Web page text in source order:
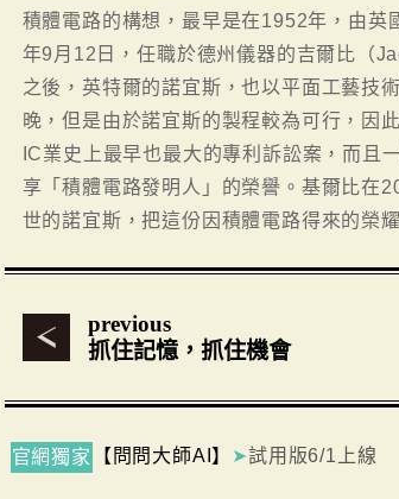
積體電路的構想，最早是在1952年，由
年9月12日，任職於德州儀器的吉爾比（
之後，英特爾的諾宜斯，也以平面工藝技
晚，但是由於諾宜斯的製程較為可行，因
IC業史上最早也最大的專利訴訟案，而且
享「積體電路發明人」的榮譽。基爾比在
世的諾宜斯，把這份因積體電路得來的榮
previous
抓住記憶，抓住機會
官網獨家 【問問大師AI】 ➤試用版6/1上線